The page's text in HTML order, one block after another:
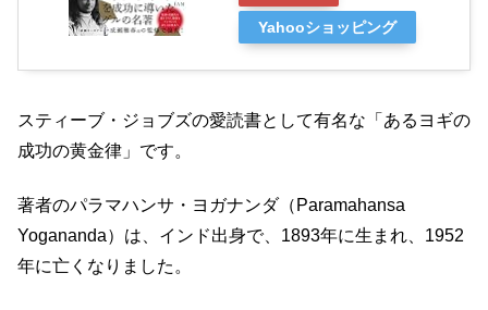
Yahooショッピング
スティーブ・ジョブズの愛読書として有名な「あるヨギの
成功の黄金律」です。
著者のパラマハンサ・ヨガナンダ（Paramahansa
Yogananda）は、インド出身で、1893年に生まれ、1952
年に亡くなりました。